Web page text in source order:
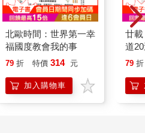
北歐時間：世界第一幸
福國度教會我的事
79 折 特價 314 元
加入購物車
廿
道
79 折